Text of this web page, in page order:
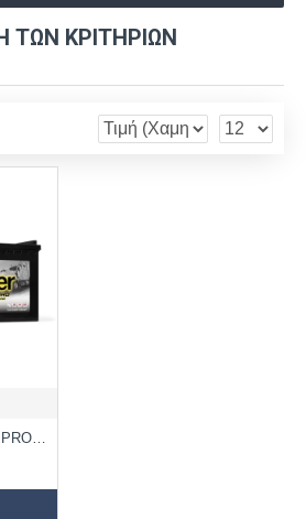
ΤΩΝ ΚΡΙΤΗΡΙΩΝ
Μπαταρία Banner SHD PRO 64503 BUFFALO BULL SHD PRO | 145AH / Volt:12 / EN:800 / Πολικότητα: Αριστερά το + (Πλάι)